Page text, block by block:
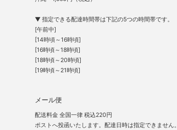
▼ 指定できる配達時間帯は下記の5つの時間帯です。
[午前中]
[14時頃～16時頃]
[16時頃～18時頃]
[18時頃～20時頃]
[19時頃～21時頃]
メール便
配送料金 全国一律 税込220円
ポストへ投函いたします。配達日時は指定できません。